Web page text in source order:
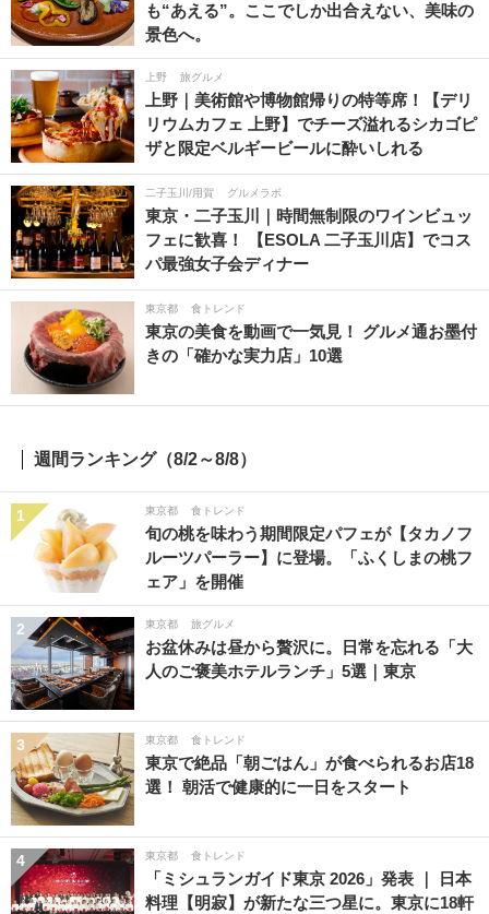
も“あえる”。ここでしか出合えない、美味の
景色へ。
上野 旅グルメ
上野｜美術館や博物館帰りの特等席！【デリ
リウムカフェ 上野】でチーズ溢れるシカゴピ
ザと限定ベルギービールに酔いしれる
二子玉川/用賀 グルメラボ
東京・二子玉川｜時間無制限のワインビュッ
フェに歓喜！ 【ESOLA 二子玉川店】でコス
パ最強女子会ディナー
東京都 食トレンド
東京の美食を動画で一気見！ グルメ通お墨付
きの「確かな実力店」10選
週間ランキング（8/2～8/8）
1 東京都 食トレンド
旬の桃を味わう期間限定パフェが【タカノフ
ルーツパーラー】に登場。「ふくしまの桃フ
ェア」を開催
2 東京都 旅グルメ
お盆休みは昼から贅沢に。日常を忘れる「大
人のご褒美ホテルランチ」5選｜東京
3 東京都 食トレンド
東京で絶品「朝ごはん」が食べられるお店18
選！ 朝活で健康的に一日をスタート
4 東京都 食トレンド
「ミシュランガイド東京 2026」発表 ｜ 日本
料理【明寂】が新たな三つ星に。東京に18軒